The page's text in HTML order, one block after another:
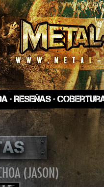
(JASON)